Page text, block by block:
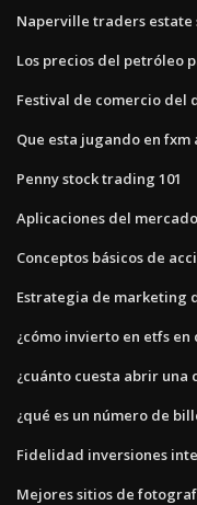
Naperville traders estate
Los precios del petróleo
Festival de comercio del
Que esta jugando en fxm
Penny stock trading 101
Aplicaciones del
Conceptos básicos de
Estrategia de marketing
¿cómo invierto en etfs en
¿cuánto cuesta abrir una
¿qué es un número de
Fidelidad inversiones
Mejores sitios de